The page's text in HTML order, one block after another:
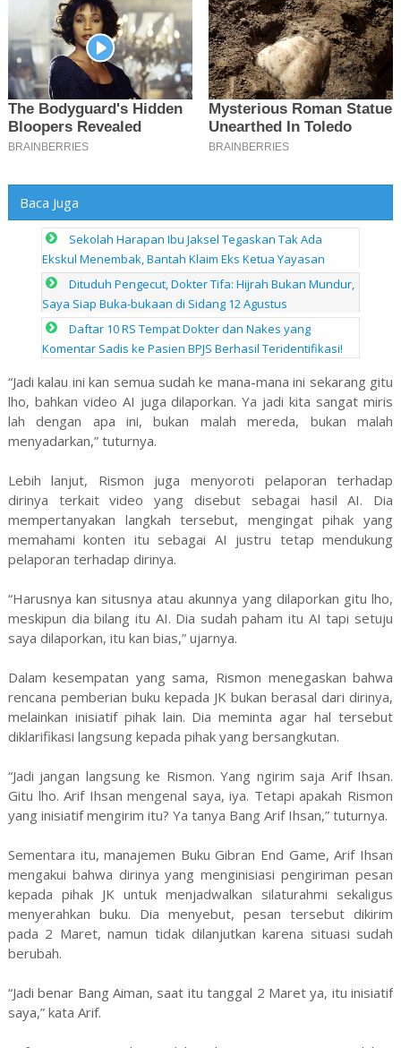
Baca Juga
Sekolah Harapan Ibu Jaksel Tegaskan Tak Ada
Ekskul Menembak, Bantah Klaim Eks Ketua Yayasan
Dituduh Pengecut, Dokter Tifa: Hijrah Bukan Mundur,
Saya Siap Buka-bukaan di Sidang 12 Agustus
Daftar 10 RS Tempat Dokter dan Nakes yang
Komentar Sadis ke Pasien BPJS Berhasil Teridentifikasi!
“Jadi kalau ini kan semua sudah ke mana-mana ini sekarang gitu
lho, bahkan video AI juga dilaporkan. Ya jadi kita sangat miris
lah dengan apa ini, bukan malah mereda, bukan malah
menyadarkan,” tuturnya.
Lebih lanjut, Rismon juga menyoroti pelaporan terhadap
dirinya terkait video yang disebut sebagai hasil AI. Dia
mempertanyakan langkah tersebut, mengingat pihak yang
memahami konten itu sebagai AI justru tetap mendukung
pelaporan terhadap dirinya.
“Harusnya kan situsnya atau akunnya yang dilaporkan gitu lho,
meskipun dia bilang itu AI. Dia sudah paham itu AI tapi setuju
saya dilaporkan, itu kan bias,” ujarnya.
Dalam kesempatan yang sama, Rismon menegaskan bahwa
rencana pemberian buku kepada JK bukan berasal dari dirinya,
melainkan inisiatif pihak lain. Dia meminta agar hal tersebut
diklarifikasi langsung kepada pihak yang bersangkutan.
“Jadi jangan langsung ke Rismon. Yang ngirim saja Arif Ihsan.
Gitu lho. Arif Ihsan mengenal saya, iya. Tetapi apakah Rismon
yang inisiatif mengirim itu? Ya tanya Bang Arif Ihsan,” tuturnya.
Sementara itu, manajemen Buku Gibran End Game, Arif Ihsan
mengakui bahwa dirinya yang menginisiasi pengiriman pesan
kepada pihak JK untuk menjadwalkan silaturahmi sekaligus
menyerahkan buku. Dia menyebut, pesan tersebut dikirim
pada 2 Maret, namun tidak dilanjutkan karena situasi sudah
berubah.
“Jadi benar Bang Aiman, saat itu tanggal 2 Maret ya, itu inisiatif
saya,” kata Arif.